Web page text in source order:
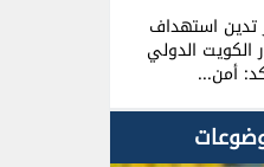
استهداف
الكويت الدولي
أمن...